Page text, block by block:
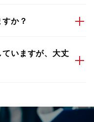
か？
いますが、大丈